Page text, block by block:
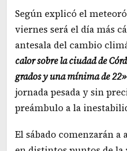
Según explicó el
viernes será el día más
antesala del cambio
calor sobre la ciudad de
grados y una mínima de 22»
jornada pesada y sin
preámbulo a la
El sábado comenzarán a